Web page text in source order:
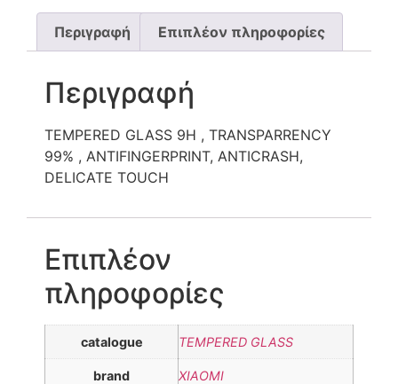
Περιγραφή Επιπλέον πληροφορίες
Περιγραφή
TEMPERED GLASS 9H , TRANSPARRENCY
99% , ANTIFINGERPRINT, ANTICRASH,
DELICATE TOUCH
Επιπλέον
πληροφορίες
catalogue TEMPERED GLASS
brand XIAOMI